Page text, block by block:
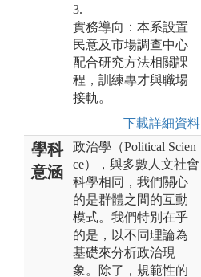
3.
實務導向：本系設置
民意及市場調查中心
配合研究方法相關課
程，訓練專才與職場
接軌。
下載詳細資料
學科
意涵
政治學（Political Scien
ce），與多數人文社會
科學相同，我們關心
的是群體之間的互動
模式。我們特別在乎
的是，以不同理論為
基礎來分析政治現
象。除了，規範性的